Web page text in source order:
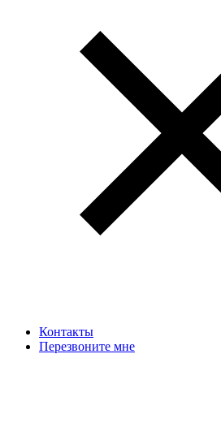
Контакты
Перезвоните мне